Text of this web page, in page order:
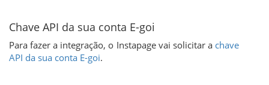
Chave API da sua conta E-goi
Para fazer a integração, o Instapage vai solicitar a chave
API da sua conta E-goi.